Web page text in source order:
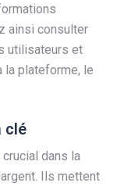
ainsi consulter
utilisateurs et
la plateforme, le
clé
dans la
Ils mettent